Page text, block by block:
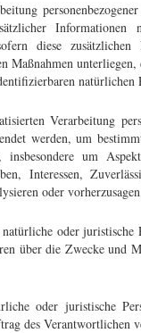
Informationen
diese
Maßnahmen
natürlichen
Verarbeitung
werden, um
insbesondere um
Interessen,
oder
oder
über die Zwecke und
oder juristische
des Verantwortlichen